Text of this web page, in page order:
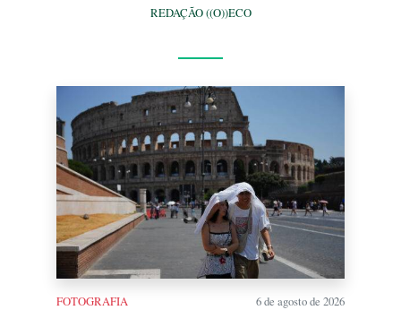
REDAÇÃO ((O))ECO
FOTOGRAFIA 6 de agosto de 2026